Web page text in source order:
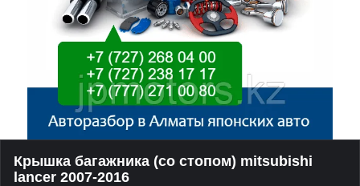
Крышка багажника (со стопом) mitsubishi
lancer 2007-2016